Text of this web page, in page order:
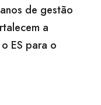
de gestão
a
ES para o